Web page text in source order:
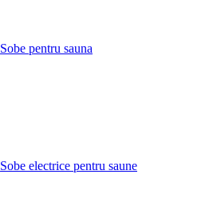
Sobe pentru sauna
Sobe electrice pentru saune